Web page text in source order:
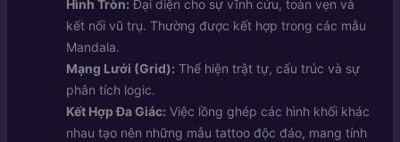
Hình Tròn: Đại diện cho sự vĩnh cửu, toàn vẹn và
kết nối vũ trụ. Thường được kết hợp trong các mẫu
Mandala.
Mạng Lưới (Grid): Thể hiện trật tự, cấu trúc và sự
phân tích logic.
Kết Hợp Đa Giác: Việc lồng ghép các hình khối khác
nhau tạo nên những mẫu tattoo độc đáo, mang tính